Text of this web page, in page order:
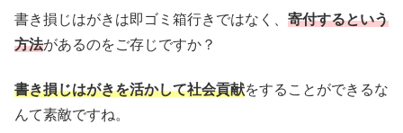
書き損じはがきは即ゴミ箱行きではなく、 寄付するという
方法があるのをご存じですか？
書き損じはがきを活かして社会貢献をすることができるな
んて素敵ですね。